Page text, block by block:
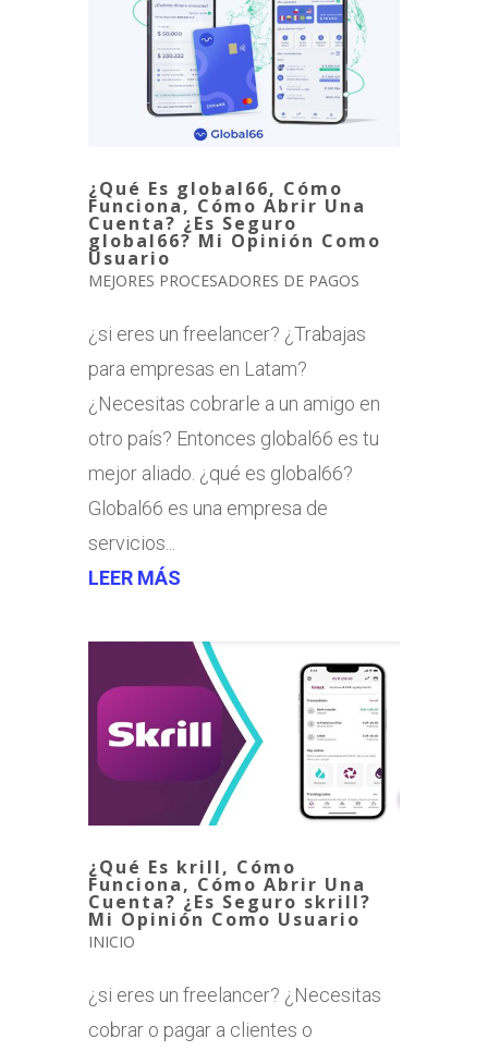
¿Qué Es global66, Cómo
Funciona, Cómo Abrir Una
Cuenta? ¿Es Seguro
global66? Mi Opinión Como
Usuario
MEJORES PROCESADORES DE PAGOS
¿si eres un freelancer? ¿Trabajas
para empresas en Latam?
¿Necesitas cobrarle a un amigo en
otro país? Entonces global66 es tu
mejor aliado. ¿qué es global66?
Global66 es una empresa de
servicios...
LEER MÁS
¿Qué Es krill, Cómo
Funciona, Cómo Abrir Una
Cuenta? ¿Es Seguro skrill?
Mi Opinión Como Usuario
INICIO
¿si eres un freelancer? ¿Necesitas
cobrar o pagar a clientes o